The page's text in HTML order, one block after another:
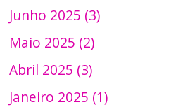
Junho 2025 (3)
Maio 2025 (2)
Abril 2025 (3)
Janeiro 2025 (1)